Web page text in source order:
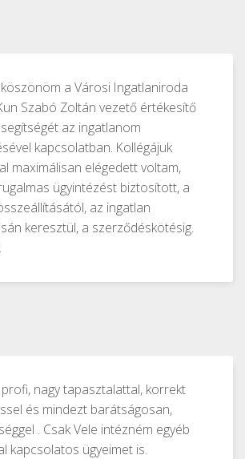
a Városi Ingatlaniroda
Szabó Zoltán vezető értékesítő
az ingatlanom
kapcsolatban. Kollégájuk
maximálisan elégedett voltam,
ügyintézést biztosított, a
az ingatlan
keresztül, a szerződéskötésig.
profi, nagy tapasztalattal, korrekt
és mindezt barátságosan,
. Csak Vele intézném egyéb
kapcsolatos ügyeimet is.